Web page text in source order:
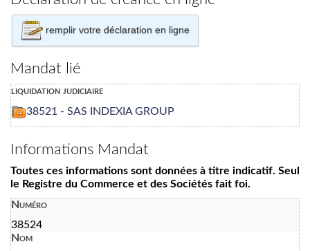
remplir votre déclaration en ligne
Mandat lié
liquidation judiciaire
38521 - SAS INDEXIA GROUP
Informations Mandat
Toutes ces informations sont données à titre indicatif. Seul
le Registre du Commerce et des Sociétés fait foi.
Numéro
38524
Nom